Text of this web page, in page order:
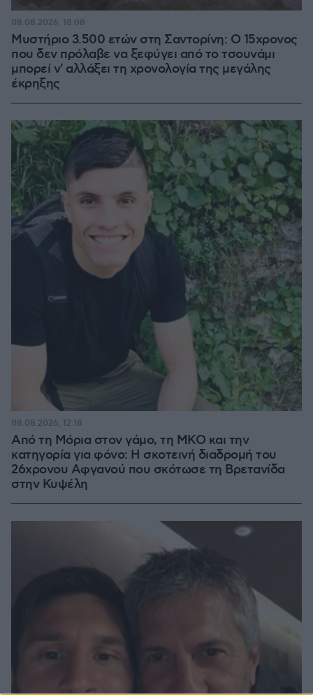
Μυστήριο 3.500 ετών στη Σαντορίνη: Ο 15χρονος
που δεν πρόλαβε να ξεφύγει από το τσουνάμι
μπορεί ν' αλλάξει τη χρονολογία της μεγάλης
έκρηξης
08.08.2026, 18:08
Από τη Μόρια στον γάμο, τη ΜΚΟ και την
κατηγορία για φόνο: Η σκοτεινή διαδρομή του
26χρονου Αφγανού που σκότωσε τη Βρετανίδα
στην Κυψέλη
08.08.2026, 12:18